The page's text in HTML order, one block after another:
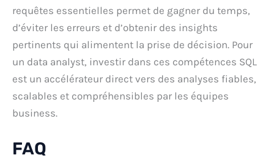
requêtes essentielles permet de gagner du temps,
d’éviter les erreurs et d’obtenir des insights
pertinents qui alimentent la prise de décision. Pour
un data analyst, investir dans ces compétences SQL
est un accélérateur direct vers des analyses fiables,
scalables et compréhensibles par les équipes
business.
FAQ